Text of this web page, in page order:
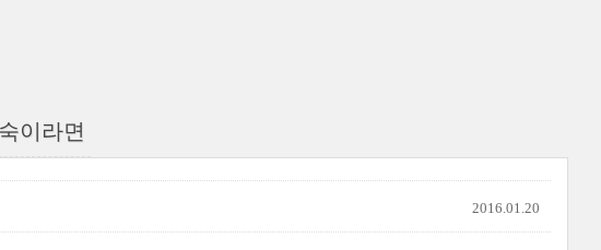
이라면
2016.01.20